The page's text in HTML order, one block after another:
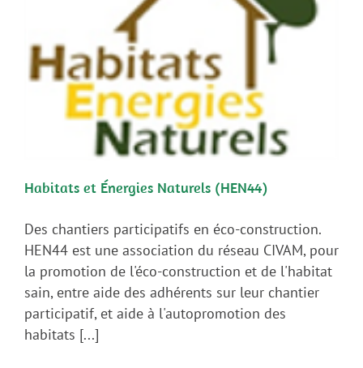
Habitats et Énergies Naturels (HEN44)
Des chantiers participatifs en éco-construction.
HEN44 est une association du réseau CIVAM, pour
la promotion de l'éco-construction et de l'habitat
sain, entre aide des adhérents sur leur chantier
participatif, et aide à l'autopromotion des
habitats [...]